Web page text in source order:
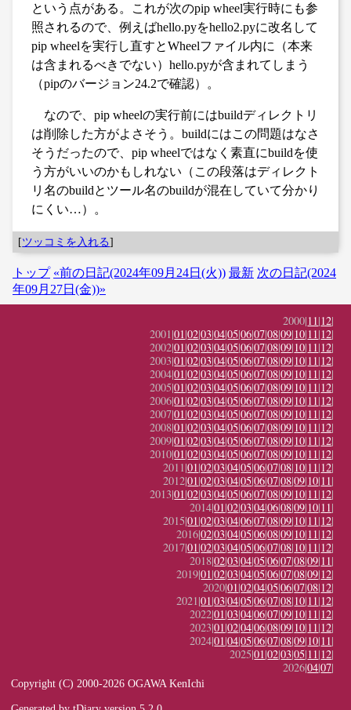
という点がある。これが次のpip wheel実行時にも参
照されるので、例えばhello.pyをhello2.pyに改名して
pip wheelを実行し直すとWheelファイル内に（本来
は含まれるべきでない）hello.pyが含まれてしまう
（pipのバージョン24.2で確認）。
なので、pip wheelの実行前にはbuildディレクトリ
は削除した方がよさそう。buildにはこの問題はなさ
そうだったので、pip wheelではなく素直にbuildを使
う方がいいのかもしれない（この段落はディレクト
リ名のbuildとツール名のbuildが混在していて分かり
にくい…）。
[ツッコミを入れる]
トップ «前の日記(2024年09月24日(火)) 最新 次の日記(2024
年09月27日(金))»
2000|11|12|
2001|01|02|03|04|05|06|07|08|09|10|11|12|
2002|01|02|03|04|05|06|07|08|09|10|11|12|
2003|01|02|03|04|05|06|07|08|09|10|11|12|
2004|01|02|03|04|05|06|07|08|09|10|11|12|
2005|01|02|03|04|05|06|07|08|09|10|11|12|
2006|01|02|03|04|05|06|07|08|09|10|11|12|
2007|01|02|03|04|05|06|07|08|09|10|11|12|
2008|01|02|03|04|05|06|07|08|09|10|11|12|
2009|01|02|03|04|05|06|07|08|09|10|11|12|
2010|01|02|03|04|05|06|07|08|09|10|11|12|
2011|01|02|03|04|05|06|07|08|10|11|12|
2012|01|02|03|04|05|06|07|08|09|10|11|
2013|01|02|03|04|05|06|07|08|09|10|11|12|
2014|01|02|03|04|06|08|09|10|11|
2015|01|02|03|04|06|07|08|09|10|11|12|
2016|02|03|04|05|06|08|09|10|11|12|
2017|01|02|03|04|05|06|07|08|10|11|12|
2018|02|03|04|05|06|07|08|09|11|
2019|01|02|03|04|05|06|07|08|09|12|
2020|01|02|04|05|06|07|08|12|
2021|01|03|04|05|06|07|08|10|11|12|
2022|01|03|04|06|07|09|10|11|12|
2023|01|02|04|06|08|09|10|11|12|
2024|01|04|05|06|07|08|09|10|11|
2025|01|02|03|05|11|12|
2026|04|07|
Copyright (C) 2000-2026 OGAWA KenIchi